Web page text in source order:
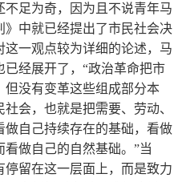
足为奇，因为且不说青年马
中就已经提出了市民社会决
一观点较为详细的论述，马
经展开了，“政治革命把市
但没有变革这些组成部分本
会，也就是把需要、劳动、
自己持续存在的基础，看做
做自己的自然基础。”当
留在这一层面上，而是致力